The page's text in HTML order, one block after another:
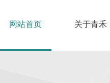
网站首页 关于青禾